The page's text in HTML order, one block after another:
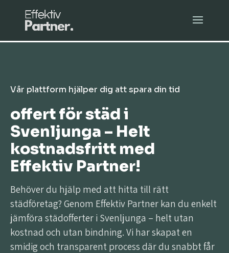
Vår plattform hjälper dig att spara din tid
offert för städ i
Svenljunga – Helt
kostnadsfritt med
Effektiv Partner!
Behöver du hjälp med att hitta till rätt
städföretag? Genom Effektiv Partner kan du enkelt
jämföra städofferter i Svenljunga – helt utan
kostnad och utan bindning. Vi har skapat en
smidig och transparent process där du snabbt får